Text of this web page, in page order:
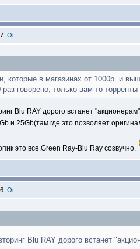
которые в магазинах от 1000р. и
говорено, только вам-то торренты
Blu RAY дорого встанет
и 25Gb(там где это позволяет
это все.Green Ray-Blu Ray созвучно.
Blu RAY дорого встанет